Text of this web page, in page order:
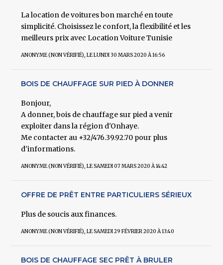
La location de voitures bon marché en toute
simplicité. Choisissez le confort, la flexibilité et les
meilleurs prix avec Location Voiture Tunisie
ANONYME (NON VÉRIFIÉ), LE LUNDI 30 MARS 2020 À 16:56
BOIS DE CHAUFFAGE SUR PIED À DONNER
Bonjour,
A donner, bois de chauffage sur pied a venir
exploiter dans la région d'Onhaye.
Me contacter au +32/476.39.92.70 pour plus
d'informations.
ANONYME (NON VÉRIFIÉ), LE SAMEDI 07 MARS 2020 À 14:42
OFFRE DE PRÊT ENTRE PARTICULIERS SÉRIEUX
Plus de soucis aux finances.
ANONYME (NON VÉRIFIÉ), LE SAMEDI 29 FÉVRIER 2020 À 13:40
BOIS DE CHAUFFAGE SEC PRÊT À BRULER